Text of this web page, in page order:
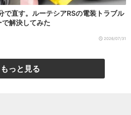
で直す。ルーテシアRSの電装トラブル
解決してみた
2026/07/31
もっと見る